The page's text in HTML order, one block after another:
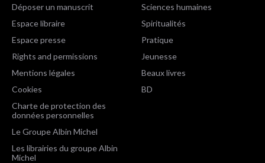
Déposer un manuscrit
Espace libraire
Espace presse
Rights and permissions
Mentions légales
Cookies
Charte de protection des
données personnelles
Le Groupe Albin Michel
Les librairies du groupe Albin
Michel
Sciences humaines
Spiritualités
Pratique
Jeunesse
Beaux livres
BD